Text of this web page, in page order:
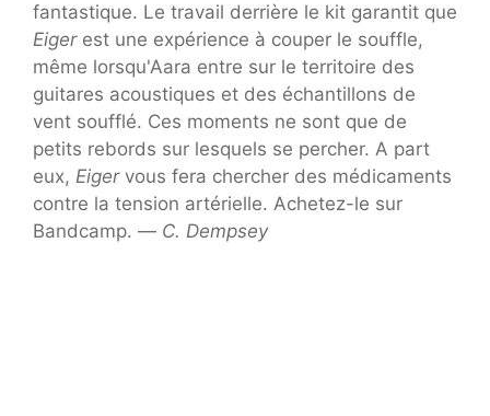
fantastique. Le travail derrière le kit garantit que
Eigerest une expérience à couper le souffle,
même lorsqu'Aara entre sur le territoire des
guitares acoustiques et des échantillons de
vent soufflé. Ces moments ne sont que de
petits rebords sur lesquels se percher. A part
eux, Eigervous fera chercher des médicaments
contre la tension artérielle. Achetez-le sur
Bandcamp. — C. Dempsey